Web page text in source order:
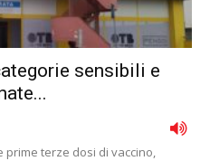
sensibili e
prime terze dosi di vaccino,